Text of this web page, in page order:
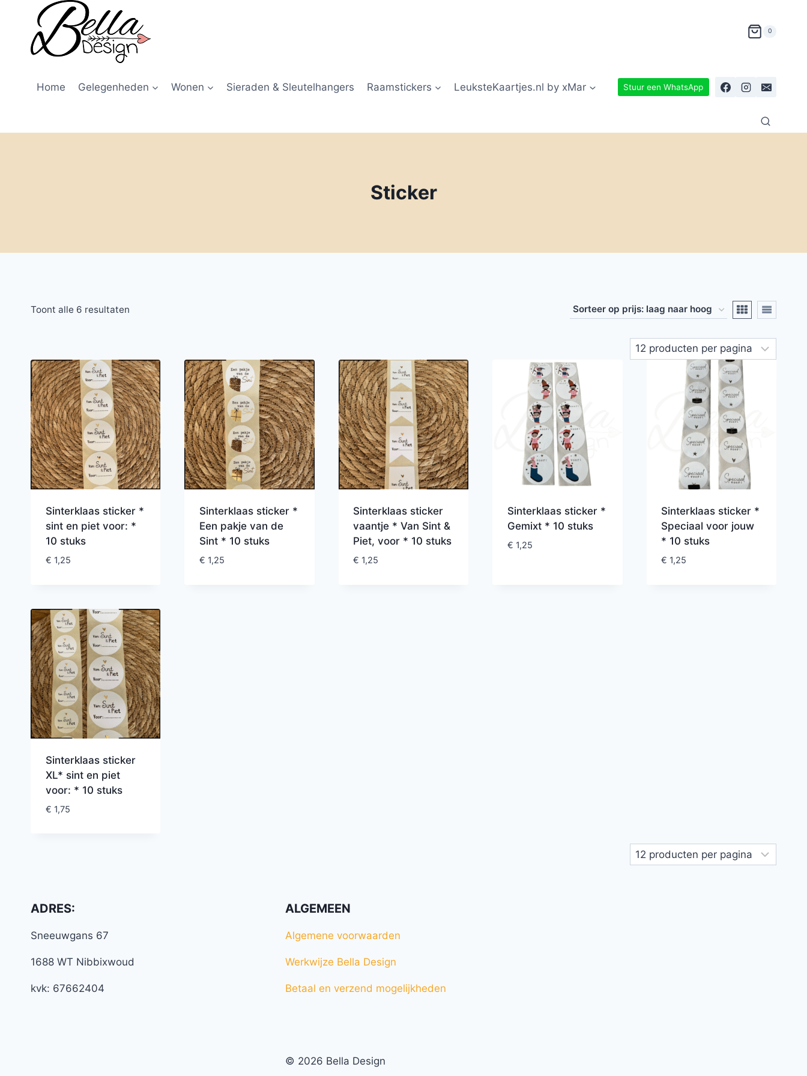
0
Home Gelegenheden Wonen Sieraden & Sleutelhangers Raamstickers LeuksteKaartjes.nl by xMar Stuur een WhatsApp
Sticker
Toont alle 6 resultaten
Sinterklaas sticker *
sint en piet voor: *
10 stuks
€ 1,25
Sinterklaas sticker *
Een pakje van de
Sint * 10 stuks
€ 1,25
Sinterklaas sticker
vaantje * Van Sint &
Piet, voor * 10 stuks
€ 1,25
Sinterklaas sticker *
Gemixt * 10 stuks
€ 1,25
Sinterklaas sticker *
Speciaal voor jouw
* 10 stuks
€ 1,25
Sinterklaas sticker
XL* sint en piet
voor: * 10 stuks
€ 1,75
ADRES:
Sneeuwgans 67
1688 WT Nibbixwoud
kvk: 67662404
ALGEMEEN
Algemene voorwaarden
Werkwijze Bella Design
Betaal en verzend mogelijkheden
© 2026 Bella Design